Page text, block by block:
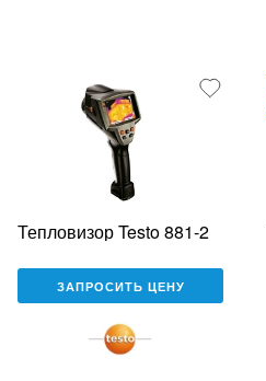
Тепловизор Testo 881-2
ЗАПРОСИТЬ ЦЕНУ